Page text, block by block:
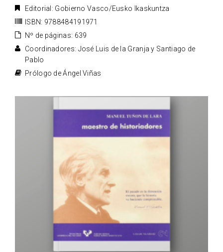
Editorial: Gobierno Vasco/Eusko Ikaskuntza
ISBN: 9788484191971
Nº de páginas: 639
Coordinadores: José Luis de la Granja y Santiago de
Pablo
Prólogo de Ángel Viñas